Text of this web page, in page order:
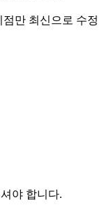
만 최신으로 수정
야 합니다.